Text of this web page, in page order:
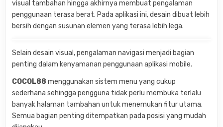
visual tambahan hingga akhirnya membuat pengalaman
penggunaan terasa berat. Pada aplikasi ini, desain dibuat lebih
bersih dengan susunan elemen yang terasa lebih lega.
Selain desain visual, pengalaman navigasi menjadi bagian
penting dalam kenyamanan penggunaan aplikasi mobile.
COCOL88 menggunakan sistem menu yang cukup
sederhana sehingga pengguna tidak perlu membuka terlalu
banyak halaman tambahan untuk menemukan fitur utama.
Semua bagian penting ditempatkan pada posisi yang mudah